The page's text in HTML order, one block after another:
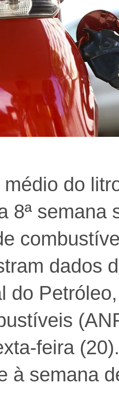
médio do
8ª semana
dados
do
feira
à semana